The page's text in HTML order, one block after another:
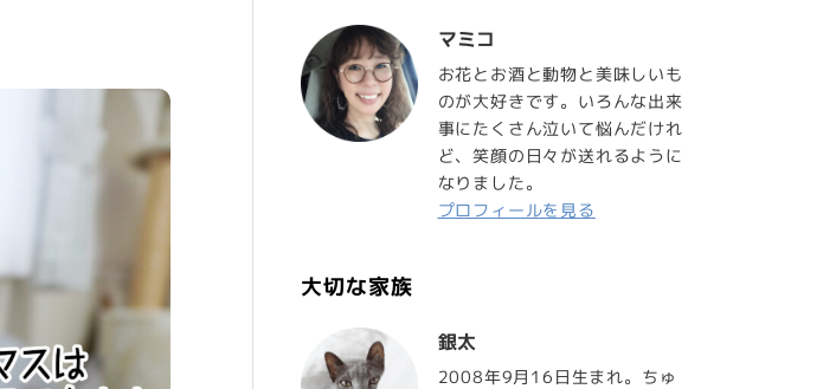
マミコ
お花とお酒と動物と美味しいも
のが大好きです。いろんな出来
事にたくさん泣いて悩んだけれ
ど、笑顔の日々が送れるように
なりました。
プロフィールを見る
大切な家族
銀太
2008年9月16日生まれ。ちゅ